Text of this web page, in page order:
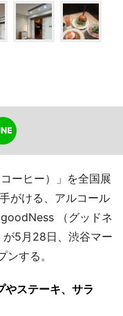
ーヒー）」を全国展
がける、アルコール
（グッドネ
が5月28日、渋谷マー
する。
やステーキ、サラ